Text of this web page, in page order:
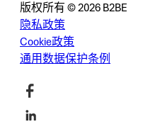
版权所有 © 2026 B2BE
隐私政策
Cookie政策
通用数据保护条例